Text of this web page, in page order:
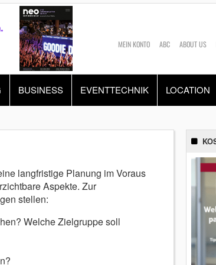
MEIN KONTO ABC ABOUT US
BUSINESS EVENTTECHNIK LOCATION
langfristige Planung im Voraus
Aspekte. Zur
stellen:
Welche Zielgruppe soll